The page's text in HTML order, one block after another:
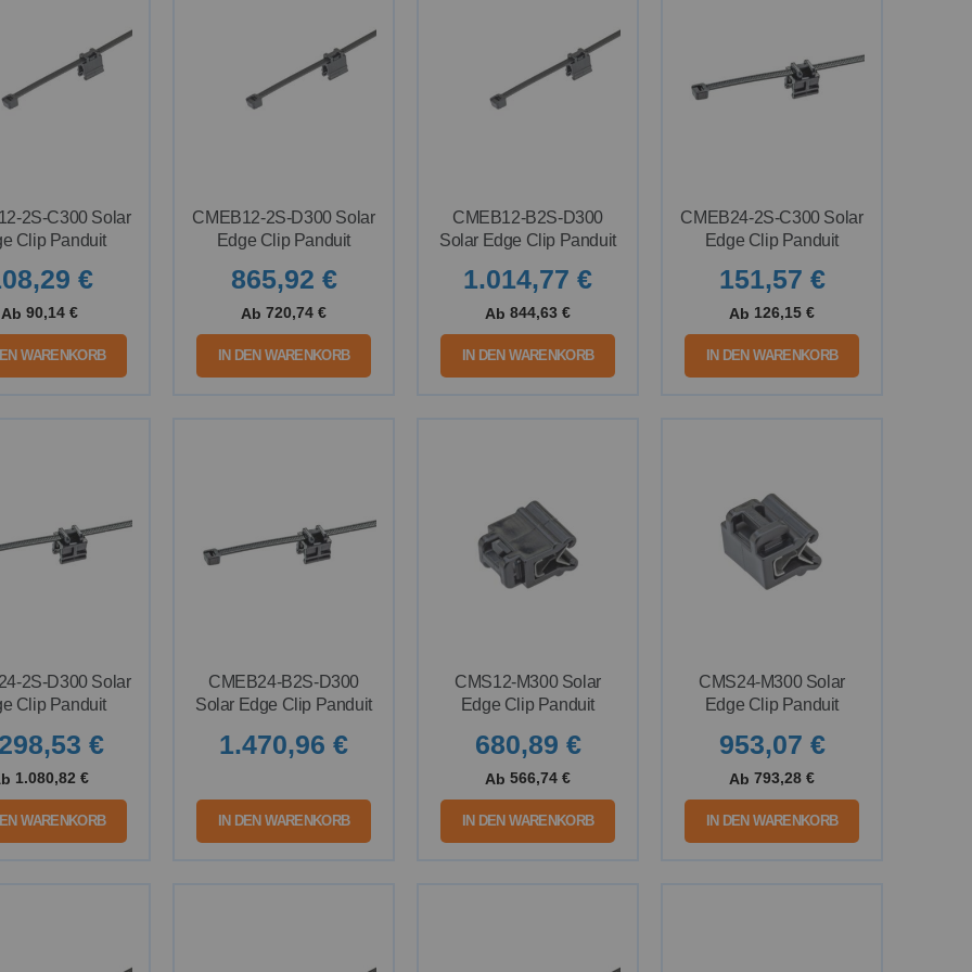
2S-C300 Solar
Clip Panduit
€
Ab 90,14 €
WARENKORB
CMEB12-2S-D300 Solar
Edge Clip Panduit
865,92 €
Ab 720,74 €
IN DEN WARENKORB
CMEB12-B2S-D300
Solar Edge Clip Panduit
1.014,77 €
Ab 844,63 €
IN DEN WARENKORB
CMEB24-2S-C300 Solar
Edge Clip Panduit
151,57 €
Ab 126,15 €
IN DEN WARENKORB
2S-D300 Solar
Clip Panduit
€
1.080,82 €
WARENKORB
CMEB24-B2S-D300
Solar Edge Clip Panduit
1.470,96 €
IN DEN WARENKORB
CMS12-M300 Solar
Edge Clip Panduit
680,89 €
Ab 566,74 €
IN DEN WARENKORB
CMS24-M300 Solar
Edge Clip Panduit
953,07 €
Ab 793,28 €
IN DEN WARENKORB